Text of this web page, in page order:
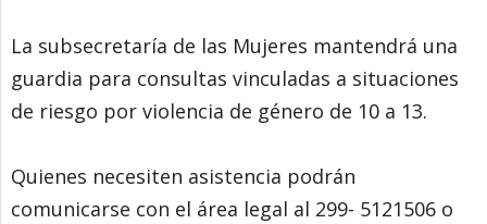
La subsecretaría de las Mujeres mantendrá una
guardia para consultas vinculadas a situaciones
de riesgo por violencia de género de 10 a 13.
Quienes necesiten asistencia podrán
comunicarse con el área legal al 299- 5121506 o